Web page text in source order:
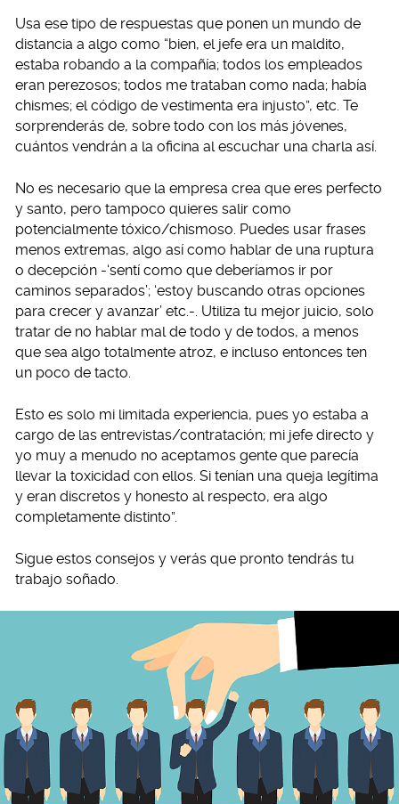
Usa ese tipo de respuestas que ponen un mundo de
distancia a algo como “bien, el jefe era un maldito,
estaba robando a la compañía; todos los empleados
eran perezosos; todos me trataban como nada; había
chismes; el código de vestimenta era injusto”, etc. Te
sorprenderás de, sobre todo con los más jóvenes,
cuántos vendrán a la oficina al escuchar una charla así.
No es necesario que la empresa crea que eres perfecto
y santo, pero tampoco quieres salir como
potencialmente tóxico/chismoso. Puedes usar frases
menos extremas, algo así como hablar de una ruptura
o decepción -‘sentí como que deberíamos ir por
caminos separados’; ‘estoy buscando otras opciones
para crecer y avanzar’ etc.-. Utiliza tu mejor juicio, solo
tratar de no hablar mal de todo y de todos, a menos
que sea algo totalmente atroz, e incluso entonces ten
un poco de tacto.
Esto es solo mi limitada experiencia, pues yo estaba a
cargo de las entrevistas/contratación; mi jefe directo y
yo muy a menudo no aceptamos gente que parecía
llevar la toxicidad con ellos. Si tenían una queja legítima
y eran discretos y honesto al respecto, era algo
completamente distinto”.
Sigue estos consejos y verás que pronto tendrás tu
trabajo soñado.